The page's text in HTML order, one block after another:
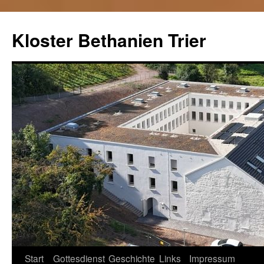
Kloster Bethanien Trier
Springe
Start Gottesdienst Geschichte Links Impressum